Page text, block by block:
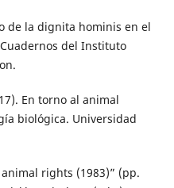
de la dignita hominis en el
del Instituto
En torno al animal
biológica. Universidad
rights (1983)” (pp.